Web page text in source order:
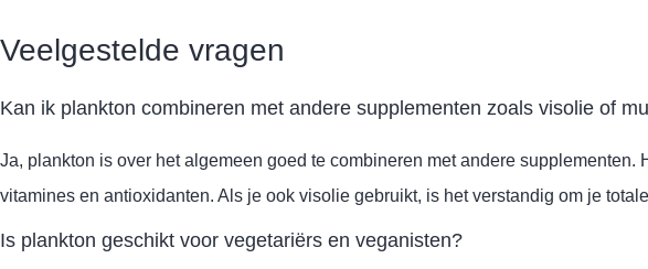
Veelgestelde vragen
Kan ik plankton combineren met andere supplementen zoals visolie of
Ja, plankton is over het algemeen goed te combineren met andere
vitamines en antioxidanten. Als je ook visolie gebruikt, is het verstandig om je
Is plankton geschikt voor vegetariërs en veganisten?